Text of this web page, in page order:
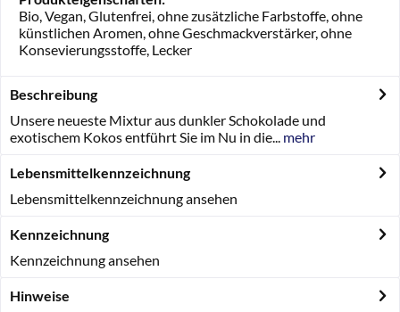
Bio, Vegan, Glutenfrei, ohne zusätzliche Farbstoffe, ohne
künstlichen Aromen, ohne Geschmackverstärker, ohne
Konsevierungsstoffe, Lecker
Beschreibung
Unsere neueste Mixtur aus dunkler Schokolade und
exotischem Kokos entführt Sie im Nu in die... mehr
Lebensmittelkennzeichnung
Lebensmittelkennzeichnung ansehen
Kennzeichnung
Kennzeichnung ansehen
Hinweise